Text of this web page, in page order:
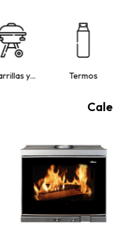
y
Termos